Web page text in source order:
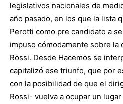
legislativos nacionales de
año pasado, en los que la lista
Perotti como pre candidato a
impuso cómodamente sobre la
Rossi. Desde Hacemos se
capitalizó ese triunfo, que por
con la posibilidad de que el
Rossi- vuelva a ocupar un